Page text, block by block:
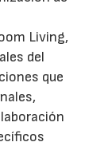
Living,
del
que